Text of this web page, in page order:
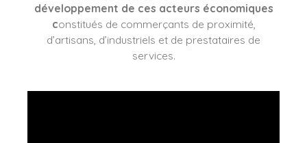
développement de ces acteurs économiques
constitués de commerçants de proximité,
d’artisans, d’industriels et de prestataires de
services.